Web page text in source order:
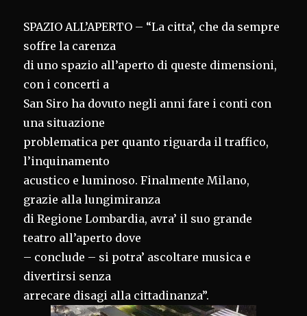
SPAZIO ALL’APERTO – “La citta’, che da sempre
soffre la carenza
di uno spazio all’aperto di queste dimensioni,
con i concerti a
San Siro ha dovuto negli anni fare i conti con
una situazione
problematica per quanto riguarda il traffico,
l’inquinamento
acustico e luminoso. Finalmente Milano,
grazie alla lungimiranza
di Regione Lombardia, avra’ il suo grande
teatro all’aperto dove
– conclude – si potra’ ascoltare musica e
divertirsi senza
arrecare disagi alla cittadinanza”.